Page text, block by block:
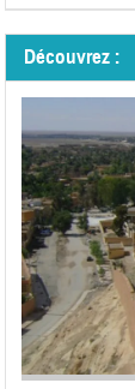
Découvrez :